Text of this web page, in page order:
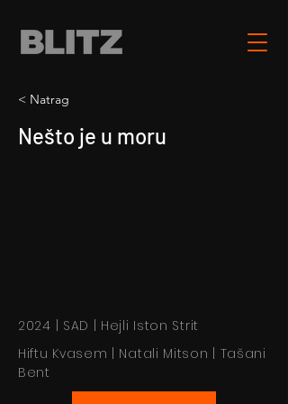
< Natrag
Nešto je u moru
2024 | SAD | Hejli Iston Strit
Hiftu Kvasem | Natali Mitson | Tašani
Bent